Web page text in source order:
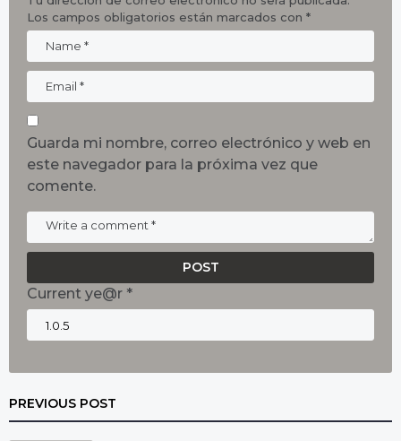
Los campos obligatorios están marcados con *
Guarda mi nombre, correo electrónico y web en
este navegador para la próxima vez que
comente.
Current ye@r *
PREVIOUS POST